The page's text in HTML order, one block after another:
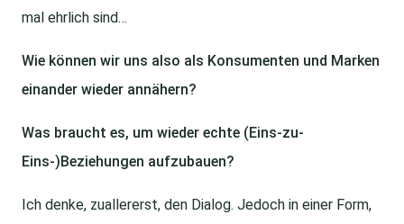
mal ehrlich sind…
Wie können wir uns also als Konsumenten und Marken
einander wieder annähern?
Was braucht es, um wieder echte (Eins-zu-
Eins-)Beziehungen aufzubauen?
Ich denke, zuallererst, den Dialog. Jedoch in einer Form,